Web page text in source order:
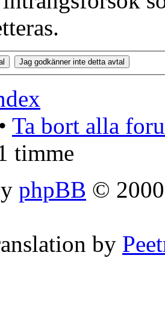
• Ta bort alla
timme
phpBB ©
by